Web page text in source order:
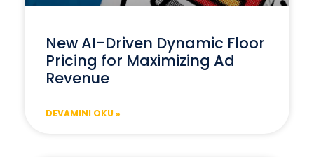
New AI-Driven Dynamic Floor
Pricing for Maximizing Ad
Revenue
DEVAMINI OKU »